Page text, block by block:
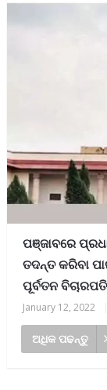
ପଞ୍ଜାବରେ
ତଦନ୍ତ କରିବା
ପୂର୍ବତନ
January 12, 2022
ଅଧିକ ପଢନ୍ତୁ